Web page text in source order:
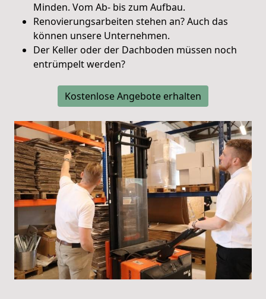
Minden. Vom Ab- bis zum Aufbau.
Renovierungsarbeiten stehen an? Auch das
können unsere Unternehmen.
Der Keller oder der Dachboden müssen noch
entrümpelt werden?
Kostenlose Angebote erhalten